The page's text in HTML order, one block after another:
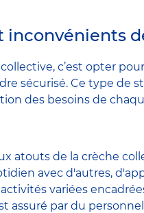
inconvénients
c’est opter
sécurisé. Ce type de
des besoins de
atouts de la crèche
avec d'autres,
variées
assuré par du